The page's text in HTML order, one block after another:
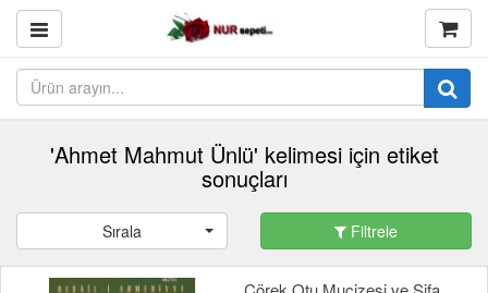
'Ahmet Mahmut Ünlü' kelimesi için etiket
sonuçları
Sırala Filtrele